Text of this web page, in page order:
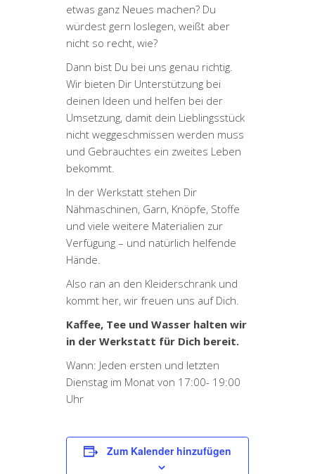
etwas ganz Neues machen? Du
würdest gern loslegen, weißt aber
nicht so recht, wie?
Dann bist Du bei uns genau richtig.
Wir bieten Dir Unterstützung bei
deinen Ideen und helfen bei der
Umsetzung, damit dein Lieblingsstück
nicht weggeschmissen werden muss
und Gebrauchtes ein zweites Leben
bekommt.
In der Werkstatt stehen Dir
Nähmaschinen, Garn, Knöpfe, Stoffe
und viele weitere Materialien zur
Verfügung – und natürlich helfende
Hände.
Also ran an den Kleiderschrank und
kommt her, wir freuen uns auf Dich.
Kaffee, Tee und Wasser halten wir
in der Werkstatt für Dich bereit.
Wann: Jeden ersten und letzten
Dienstag im Monat von 17:00- 19:00
Uhr
Zum Kalender hinzufügen